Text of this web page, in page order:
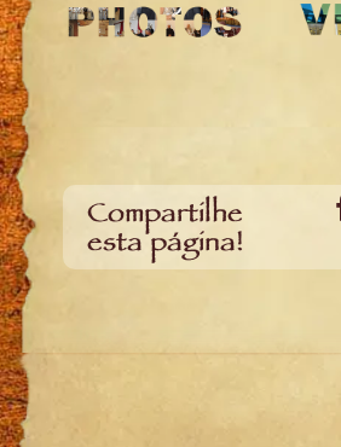
Compartilhe
esta página!